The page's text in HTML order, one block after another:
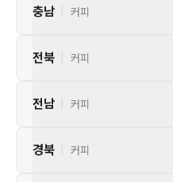
충남 커피
전북 커피
전남 커피
경북 커피